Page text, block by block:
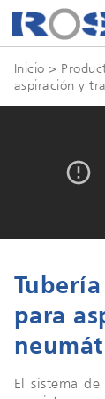
Inicio >
aspiración y
para
El sistema